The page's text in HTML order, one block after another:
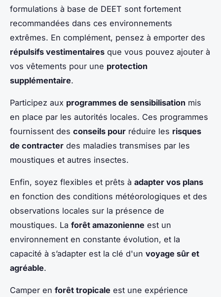
formulations à base de DEET sont fortement
recommandées dans ces environnements
extrêmes. En complément, pensez à emporter des
répulsifs vestimentaires que vous pouvez ajouter à
vos vêtements pour une protection
supplémentaire.
Participez aux programmes de sensibilisation mis
en place par les autorités locales. Ces programmes
fournissent des conseils pour réduire les risques
de contracter des maladies transmises par les
moustiques et autres insectes.
Enfin, soyez flexibles et prêts à adapter vos plans
en fonction des conditions météorologiques et des
observations locales sur la présence de
moustiques. La forêt amazonienne est un
environnement en constante évolution, et la
capacité à s’adapter est la clé d'un voyage sûr et
agréable.
Camper en forêt tropicale est une expérience